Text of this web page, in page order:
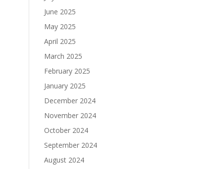
June 2025
May 2025
April 2025
March 2025
February 2025
January 2025
December 2024
November 2024
October 2024
September 2024
August 2024